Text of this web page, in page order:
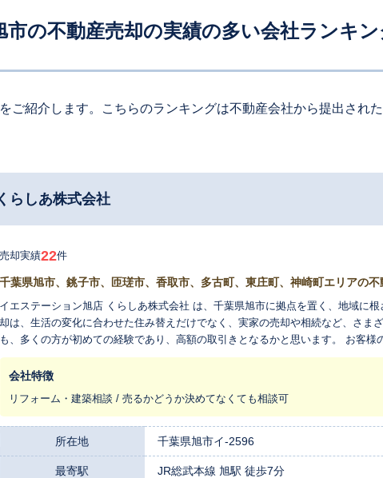
市の不動産売却の実績の多い会社ランキ
ご紹介します。こちらのランキングは不動産会社から提出され
らしあ株式会社
売却実績22件
千葉県旭市、銚子市、匝瑳市、香取市、多古町、東庄町、神崎町エリアの不
イエステーション旭店 くらしあ株式会社 は、千葉県旭市に拠点を置く、地域に
却は、生活の変化に合わせた住み替えだけでなく、実家の売却や相続など、さま
も、多くの方が初めての経験であり、高額の取引きとなるかと思います。 お客様
できるように取り組んでおります。 ぜひお問い合わせください。
会社特徴
リフォーム・建築相談 / 売るかどうか決めてなくても相談可
所在地 千葉県旭市イ-2596
最寄駅 JR総武本線 旭駅 徒歩7分